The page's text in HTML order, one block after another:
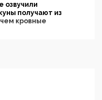
озвучили
получают из
кровные